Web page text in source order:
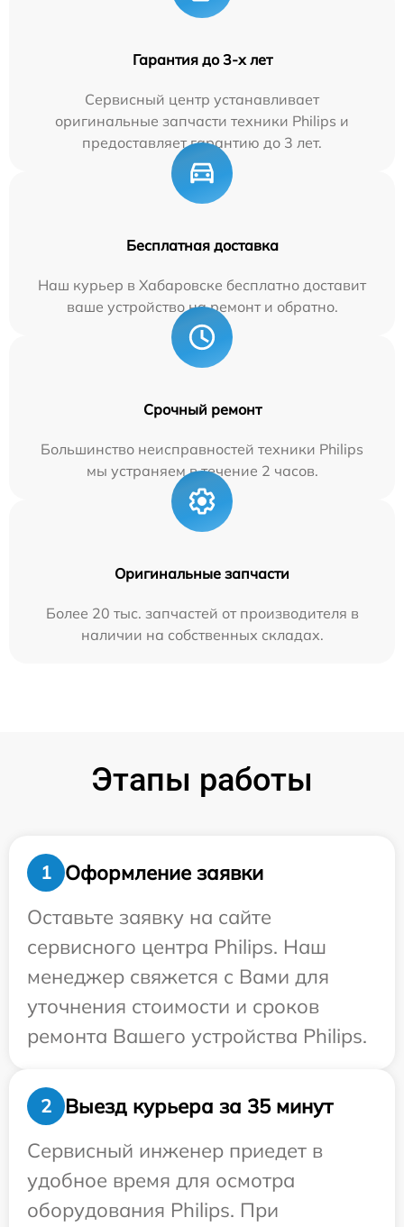
Гарантия до 3-х лет
Сервисный центр устанавливает
оригинальные запчасти техники Philips и
предоставляет гарантию до 3 лет.
Бесплатная доставка
Наш курьер в Хабаровске бесплатно доставит
ваше устройство на ремонт и обратно.
Срочный ремонт
Большинство неисправностей техники Philips
мы устраняем в течение 2 часов.
Оригинальные запчасти
Более 20 тыс. запчастей от производителя в
наличии на собственных складах.
Этапы работы
1
Оформление заявки
Оставьте заявку на сайте
сервисного центра Philips. Наш
менеджер свяжется с Вами для
уточнения стоимости и сроков
ремонта Вашего устройства Philips.
2
Выезд курьера за 35 минут
Сервисный инженер приедет в
удобное время для осмотра
оборудования Philips. При